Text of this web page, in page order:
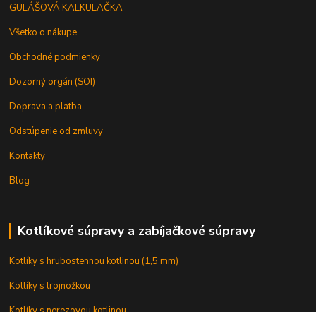
GULÁŠOVÁ KALKULAČKA
Všetko o nákupe
Obchodné podmienky
Dozorný orgán (SOI)
Doprava a platba
Odstúpenie od zmluvy
Kontakty
Blog
Kotlíkové súpravy a zabíjačkové súpravy
Kotlíky s hrubostennou kotlinou (1,5 mm)
Kotlíky s trojnožkou